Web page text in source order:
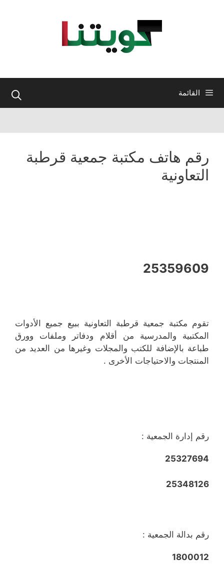
القائمة
رقم هاتف مكتبة جمعية قرطبة
التعاونية
25359609
تقوم مكتبة جمعية قرطبة التعاونية ببيع جميع الأدوات
المكتبية والمدرسية من أقلام ودفاتر وملفات وورق
طباعة بالإضافة للكتب والمجلات وغيرها من العديد من
المنتجات والاحتياجات الأخرى .
رقم إدارة الجمعية :
25327694
25348126
رقم بدالة الجمعية :
1800012